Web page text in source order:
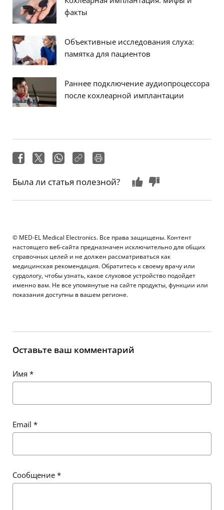
факты
Объективные исследования слуха:
памятка для пациентов
Раннее подключение аудиопроцессора
после кохлеарной имплантации
Была ли статья полезной?
© MED-EL Medical Electronics. Все права защищены. Контент
настоящего веб-сайта предназначен исключительно для общих
справочных целей и не должен рассматриваться как
медицинская рекомендация. Обратитесь к своему врачу или
сурдологу, чтобы узнать, какое слуховое устройство подойдет
именно вам. Не все упомянутые на сайте продукты, функции или
показания доступны в вашем регионе.
Оставьте ваш комментарий
Имя *
Email *
Сообщение *